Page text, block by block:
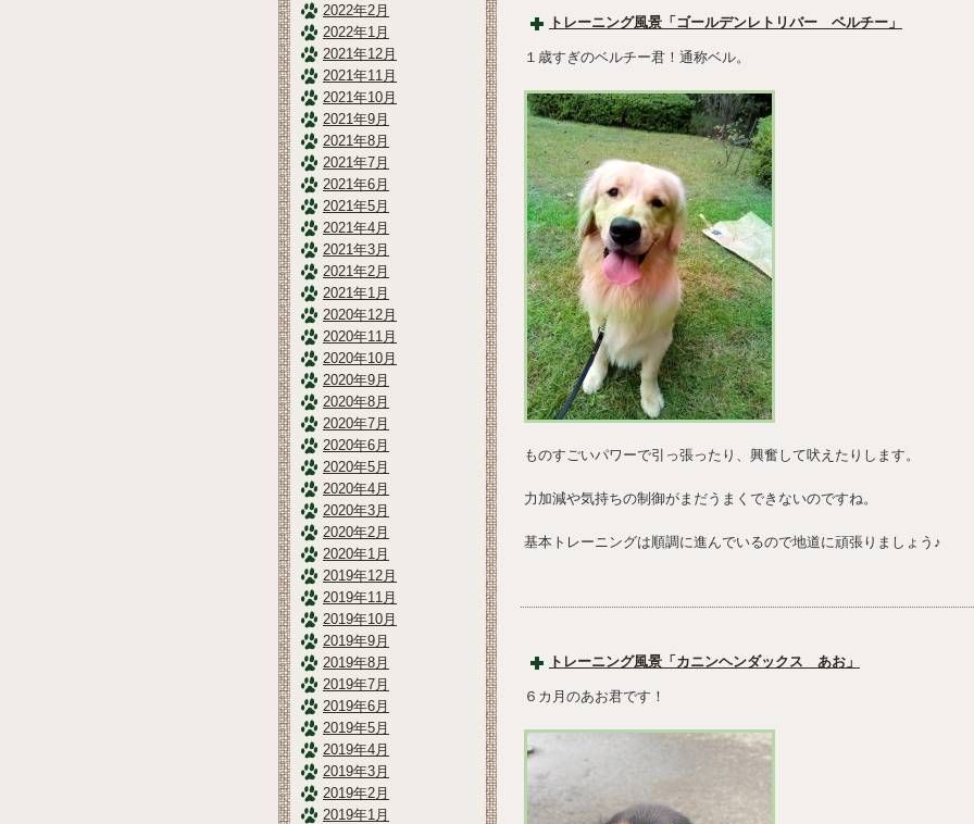
トレーニング風景「ゴールデンレトリバー ベルチー」
１歳すぎのベルチー君！通称ベル。
ものすごいパワーで引っ張ったり、興奮して吠えたりします。
力加減や気持ちの制御がまだうまくできないのですね。
基本トレーニングは順調に進んでいるので地道に頑張りましょう♪
トレーニング風景「カニンヘンダックス あお」
６カ月のあお君です！
2022年2月
2022年1月
2021年12月
2021年11月
2021年10月
2021年9月
2021年8月
2021年7月
2021年6月
2021年5月
2021年4月
2021年3月
2021年2月
2021年1月
2020年12月
2020年11月
2020年10月
2020年9月
2020年8月
2020年7月
2020年6月
2020年5月
2020年4月
2020年3月
2020年2月
2020年1月
2019年12月
2019年11月
2019年10月
2019年9月
2019年8月
2019年7月
2019年6月
2019年5月
2019年4月
2019年3月
2019年2月
2019年1月